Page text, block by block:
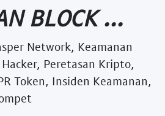
BLOCK ...
Network, Keamanan
Peretasan Kripto,
Token, Insiden Keamanan,